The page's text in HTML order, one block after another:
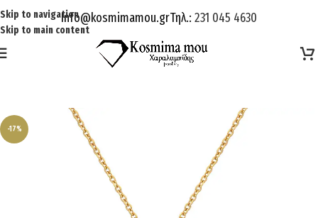
Skip to navigation
Skip to main content
Info@kosmimamou.grΤηλ.: 231 045 4630
-17%